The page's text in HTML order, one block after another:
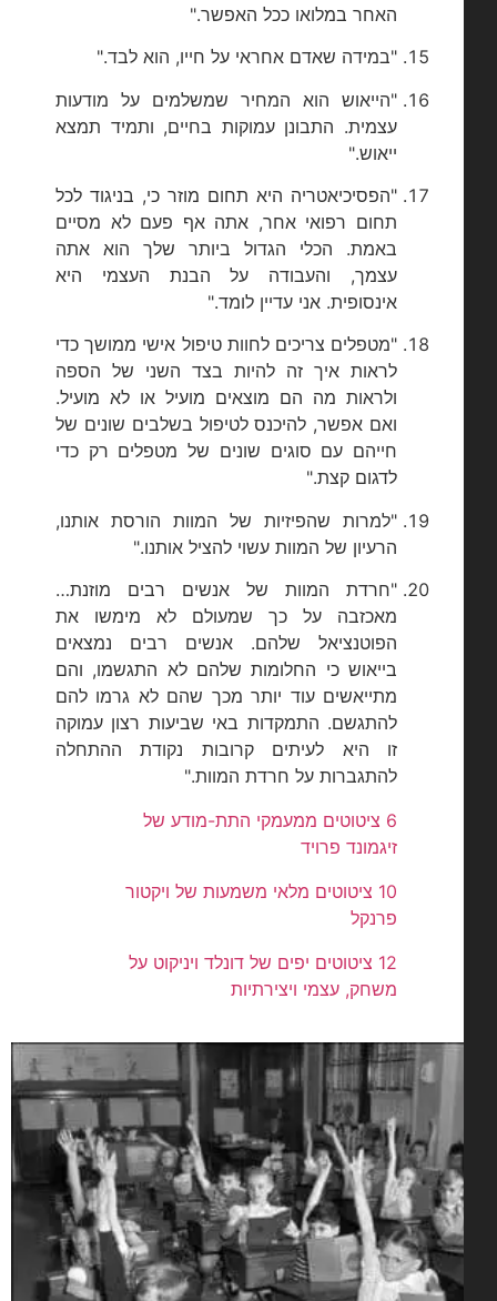
האחר במלואו ככל האפשר."
"במידה שאדם אחראי על חייו, הוא לבד."
"הייאוש הוא המחיר שמשלמים על מודעות
עצמית. התבונן עמוקות בחיים, ותמיד תמצא
ייאוש."
"הפסיכיאטריה היא תחום מוזר כי, בניגוד לכל
תחום רפואי אחר, אתה אף פעם לא מסיים
באמת. הכלי הגדול ביותר שלך הוא אתה
עצמך, והעבודה על הבנת העצמי היא
אינסופית. אני עדיין לומד."
"מטפלים צריכים לחוות טיפול אישי ממושך כדי
לראות איך זה להיות בצד השני של הספה
ולראות מה הם מוצאים מועיל או לא מועיל.
ואם אפשר, להיכנס לטיפול בשלבים שונים של
חייהם עם סוגים שונים של מטפלים רק כדי
לדגום קצת."
"למרות שהפיזיות של המוות הורסת אותנו,
הרעיון של המוות עשוי להציל אותנו."
"חרדת המוות של אנשים רבים מוזנת…
מאכזבה על כך שמעולם לא מימשו את
הפוטנציאל שלהם. אנשים רבים נמצאים
בייאוש כי החלומות שלהם לא התגשמו, והם
מתייאשים עוד יותר מכך שהם לא גרמו להם
להתגשם. התמקדות באי שביעות רצון עמוקה
זו היא לעיתים קרובות נקודת ההתחלה
להתגברות על חרדת המוות."
6 ציטוטים ממעמקי התת-מודע של
זיגמונד פרויד
10 ציטוטים מלאי משמעות של ויקטור
פרנקל
12 ציטוטים יפים של דונלד ויניקוט על
משחק, עצמי ויצירתיות